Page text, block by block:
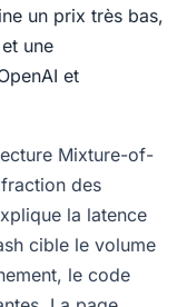
un prix très bas,
une
et
Mixture-of-
des
la latence
cible le volume
le code